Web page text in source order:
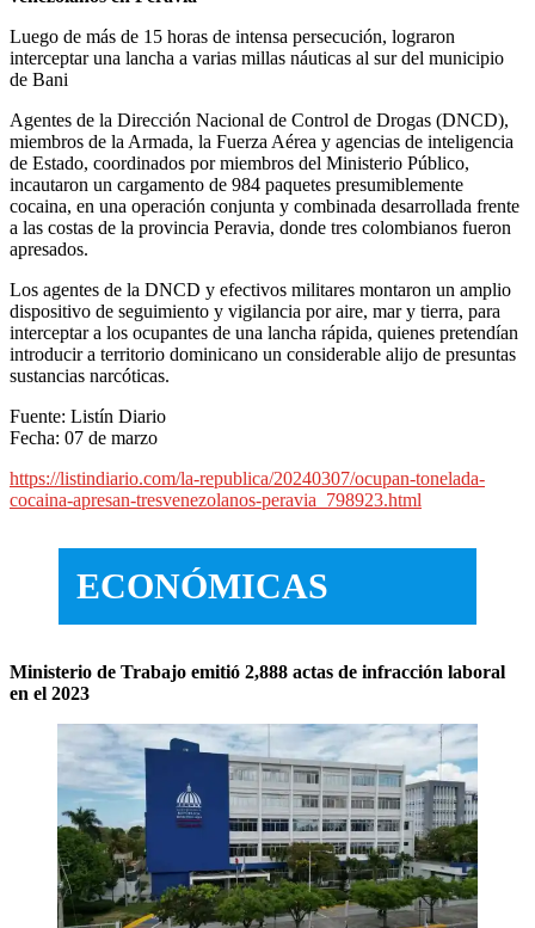
Luego de más de 15 horas de intensa persecución, lograron
interceptar una lancha a varias millas náuticas al sur del municipio
de Bani
Agentes de la Dirección Nacional de Control de Drogas (DNCD),
miembros de la Armada, la Fuerza Aérea y agencias de inteligencia
de Estado, coordinados por miembros del Ministerio Público,
incautaron un cargamento de 984 paquetes presumiblemente
cocaina, en una operación conjunta y combinada desarrollada frente
a las costas de la provincia Peravia, donde tres colombianos fueron
apresados.
Los agentes de la DNCD y efectivos militares montaron un amplio
dispositivo de seguimiento y vigilancia por aire, mar y tierra, para
interceptar a los ocupantes de una lancha rápida, quienes pretendían
introducir a territorio dominicano un considerable alijo de presuntas
sustancias narcóticas.
Fuente: Listín Diario
Fecha: 07 de marzo
https://listindiario.com/la-republica/20240307/ocupan-tonelada-
cocaina-apresan-tresvenezolanos-peravia_798923.html
ECONÓMICAS
Ministerio de Trabajo emitió 2,888 actas de infracción laboral
en el 2023